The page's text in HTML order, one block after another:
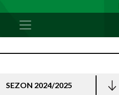
SEZON 2024/2025